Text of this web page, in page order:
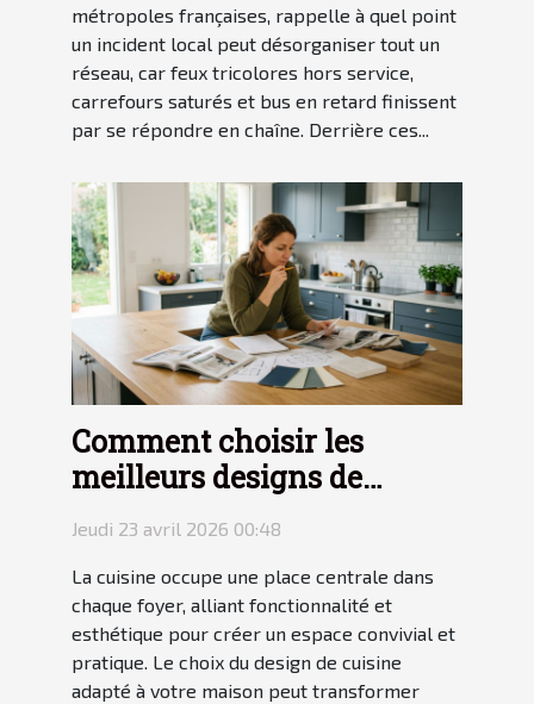
métropoles françaises, rappelle à quel point
un incident local peut désorganiser tout un
réseau, car feux tricolores hors service,
carrefours saturés et bus en retard finissent
par se répondre en chaîne. Derrière ces...
Comment choisir les
meilleurs designs de
cuisine pour votre maison
?
Jeudi 23 avril 2026 00:48
La cuisine occupe une place centrale dans
chaque foyer, alliant fonctionnalité et
esthétique pour créer un espace convivial et
pratique. Le choix du design de cuisine
adapté à votre maison peut transformer